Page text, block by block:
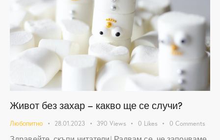
Живот без захар – какво ще се случи?
Любопитно 28.01.2023 390 Views 0 Likes 0 Comments